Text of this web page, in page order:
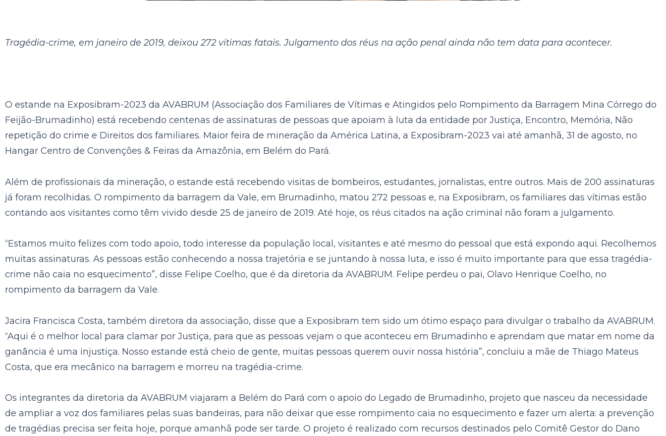
Tragédia-crime, em janeiro de 2019, deixou 272 vítimas fatais. Julgamento dos réus na ação penal ainda não tem data para acontecer.
O estande na Exposibram-2023 da AVABRUM (Associação dos Familiares de Vítimas e Atingidos pelo Rompimento da Barragem Mina Córrego do
Feijão-Brumadinho) está recebendo centenas de assinaturas de pessoas que apoiam à luta da entidade por Justiça, Encontro, Memória, Não
repetição do crime e Direitos dos familiares. Maior feira de mineração da América Latina, a Exposibram-2023 vai até amanhã, 31 de agosto, no
Hangar Centro de Convenções & Feiras da Amazônia, em Belém do Pará.
Além de profissionais da mineração, o estande está recebendo visitas de bombeiros, estudantes, jornalistas, entre outros. Mais de 200 assinaturas
já foram recolhidas. O rompimento da barragem da Vale, em Brumadinho, matou 272 pessoas e, na Exposibram, os familiares das vítimas estão
contando aos visitantes como têm vivido desde 25 de janeiro de 2019. Até hoje, os réus citados na ação criminal não foram a julgamento.
“Estamos muito felizes com todo apoio, todo interesse da população local, visitantes e até mesmo do pessoal que está expondo aqui. Recolhemos
muitas assinaturas. As pessoas estão conhecendo a nossa trajetória e se juntando à nossa luta, e isso é muito importante para que essa tragédia-
crime não caia no esquecimento”, disse Felipe Coelho, que é da diretoria da AVABRUM. Felipe perdeu o pai, Olavo Henrique Coelho, no
rompimento da barragem da Vale.
Jacira Francisca Costa, também diretora da associação, disse que a Exposibram tem sido um ótimo espaço para divulgar o trabalho da AVABRUM.
“Aqui é o melhor local para clamar por Justiça, para que as pessoas vejam o que aconteceu em Brumadinho e aprendam que matar em nome da
ganância é uma injustiça. Nosso estande está cheio de gente, muitas pessoas querem ouvir nossa história”, concluiu a mãe de Thiago Mateus
Costa, que era mecânico na barragem e morreu na tragédia-crime.
Os integrantes da diretoria da AVABRUM viajaram a Belém do Pará com o apoio do Legado de Brumadinho, projeto que nasceu da necessidade
de ampliar a voz dos familiares pelas suas bandeiras, para não deixar que esse rompimento caia no esquecimento e fazer um alerta: a prevenção
de tragédias precisa ser feita hoje, porque amanhã pode ser tarde. O projeto é realizado com recursos destinados pelo Comitê Gestor do Dano